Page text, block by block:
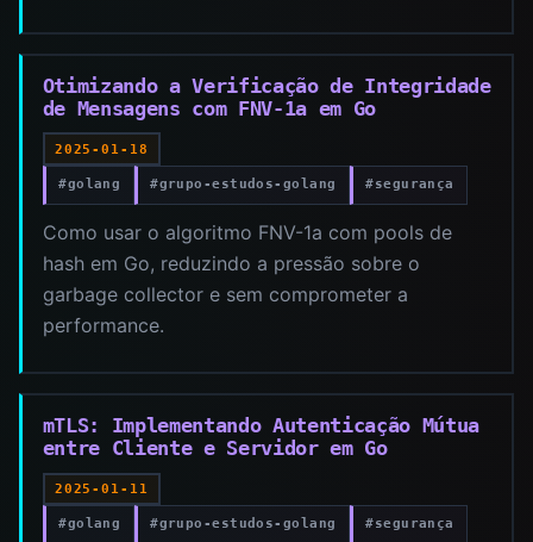
Otimizando a Verificação de Integridade
de Mensagens com FNV-1a em Go
2025-01-18
#golang #grupo-estudos-golang #segurança
Como usar o algoritmo FNV-1a com pools de
hash em Go, reduzindo a pressão sobre o
garbage collector e sem comprometer a
performance.
mTLS: Implementando Autenticação Mútua
entre Cliente e Servidor em Go
2025-01-11
#golang #grupo-estudos-golang #segurança